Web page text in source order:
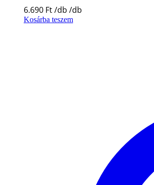
6.690 Ft
Kosárba teszem